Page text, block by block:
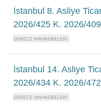
İstanbul 8. Asliye
2026/425 K. 2026/
İstanbul 14. Asliye
2026/434 K. 2026/